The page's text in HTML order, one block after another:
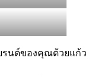
รนด์ของคุณด้วยแก้ว